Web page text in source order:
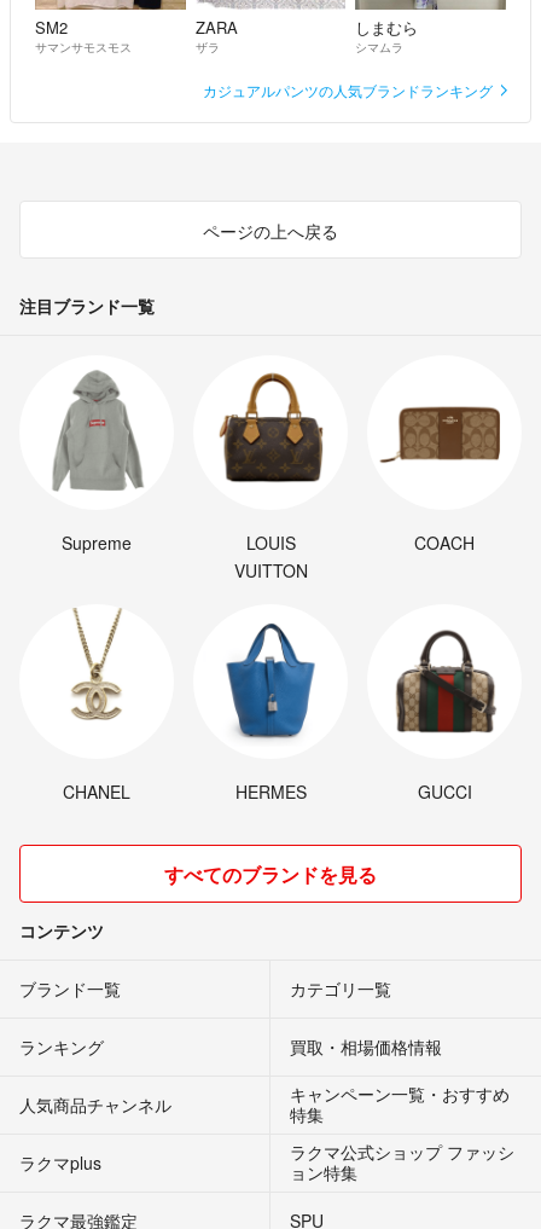
SM2
サマンサモスモス
ZARA
ザラ
しまむら
シマムラ
カジュアルパンツの人気ブランドランキング
ページの上へ戻る
注目ブランド一覧
Supreme
LOUIS
VUITTON
COACH
CHANEL HERMES GUCCI
すべてのブランドを見る
コンテンツ
ブランド一覧 カテゴリ一覧
ランキング 買取・相場価格情報
人気商品チャンネル
キャンペーン一覧・おすすめ
特集
ラクマplus
ラクマ公式ショップ ファッシ
ョン特集
ラクマ最強鑑定
SPU